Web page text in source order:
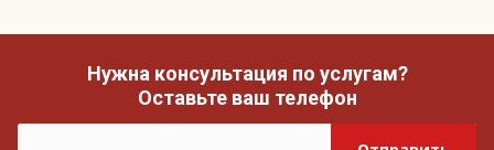
Нужна консультация по услугам?
Оставьте ваш телефон